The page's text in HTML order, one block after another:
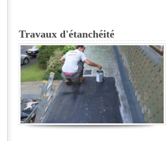
Travaux d'étanchéité